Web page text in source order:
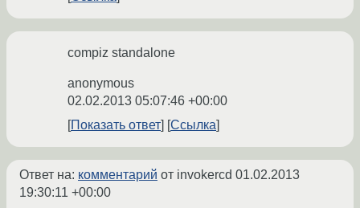
compiz standalone
anonymous
02.02.2013 05:07:46 +00:00
Показать ответ
Ссылка
Ответ на: комментарий от invokercd 01.02.2013
19:30:11 +00:00